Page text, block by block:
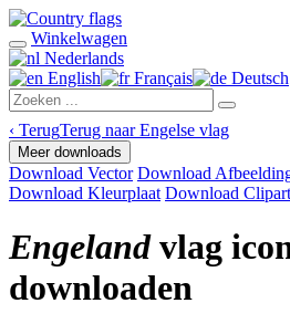
Winkelwagen
Nederlands
English
Français Deutsch
‹ TerugTerug naar Engelse vlag
Meer downloads
Download Vector Download
Download Kleurplaat Download Clipart
Engelandvlag
downloaden